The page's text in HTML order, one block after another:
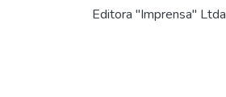
Editora "Imprensa" Ltda